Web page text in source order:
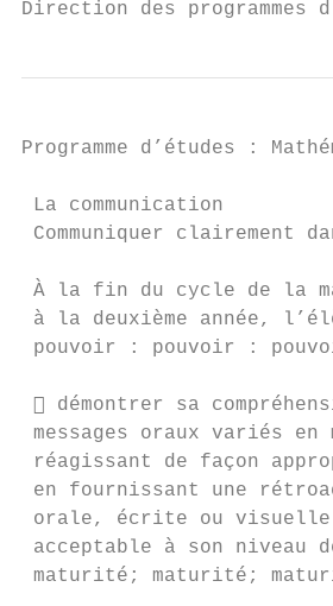
Direction des programmes
Programme d’études :
La communication
Communiquer clairement
À la fin du cycle de la
à la deuxième année,
pouvoir : pouvoir :
 démontrer sa
messages oraux variés en
réagissant de façon
en fournissant une
orale, écrite ou
acceptable à son niveau
maturité; maturité;